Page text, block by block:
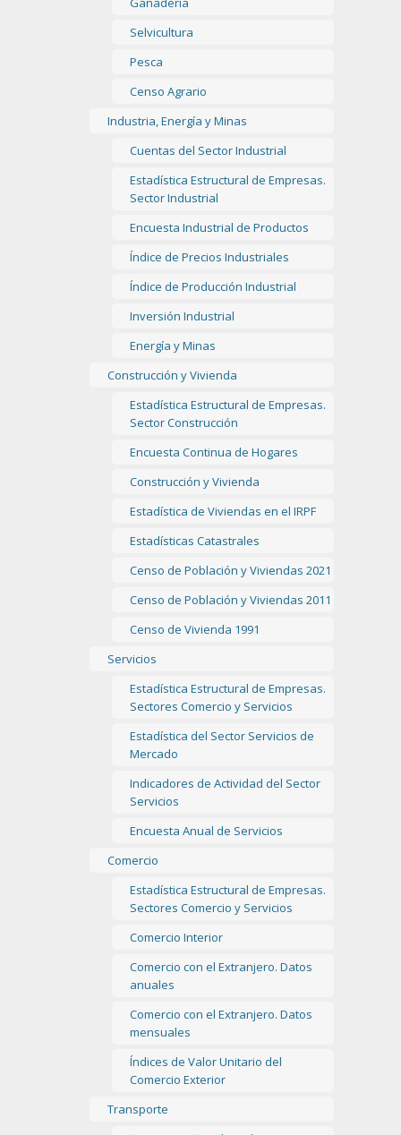
Selvicultura
Pesca
Censo Agrario
Industria, Energía y Minas
Cuentas del Sector Industrial
Estadística Estructural de Empresas.
Sector Industrial
Encuesta Industrial de Productos
Índice de Precios Industriales
Índice de Producción Industrial
Inversión Industrial
Energía y Minas
Construcción y Vivienda
Estadística Estructural de Empresas.
Sector Construcción
Encuesta Continua de Hogares
Construcción y Vivienda
Estadística de Viviendas en el IRPF
Estadísticas Catastrales
Censo de Población y Viviendas 2021
Censo de Población y Viviendas 2011
Censo de Vivienda 1991
Servicios
Estadística Estructural de Empresas.
Sectores Comercio y Servicios
Estadística del Sector Servicios de
Mercado
Indicadores de Actividad del Sector
Servicios
Encuesta Anual de Servicios
Comercio
Estadística Estructural de Empresas.
Sectores Comercio y Servicios
Comercio Interior
Comercio con el Extranjero. Datos
anuales
Comercio con el Extranjero. Datos
mensuales
Índices de Valor Unitario del
Comercio Exterior
Transporte